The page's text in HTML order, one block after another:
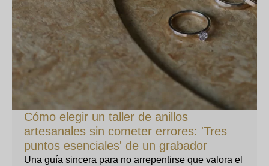
Cómo elegir un taller de anillos
artesanales sin cometer errores: 'Tres
puntos esenciales' de un grabador
Una guía sincera para no arrepentirse que valora el